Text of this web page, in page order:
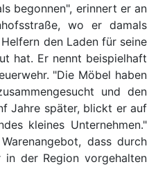
begonnen", erinnert er an
wo er damals
den Laden für seine
hat. Er nennt beispielhaft
"Die Möbel haben
und den
Jahre später, blickt er auf
kleines Unternehmen."
dass durch
der Region vorgehalten